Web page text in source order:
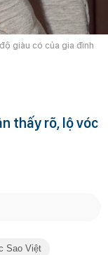
giàu có của gia đình
thấy rõ, lộ vóc
Sao Việt